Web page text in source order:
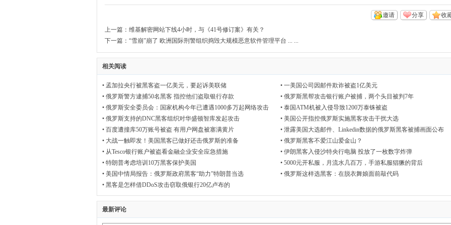
而
安
收
分享
邀请
上一篇： 维基解密网站下线4小时，与《41号修订案》有关？
下一篇： “雪崩”崩了 欧洲国际刑警组织捣毁大规模恶意软件管理平台 ... ...
相关阅读
• 孟加拉央行被黑客盗一亿美元，要起诉美联储 • 一美国公司因邮件欺诈被盗1亿美元
• 俄罗斯警方逮捕50名黑客 指控他们盗取银行存款 • 俄罗斯黑帮攻击银行账户被捕，两个头目被判7年
• 俄罗斯安全委员会：国家机构今年已遭遇1000多万起网络攻击 • 泰国ATM机被入侵导致1200万泰铢被盗
• 俄罗斯支持的DNC黑客组织对华盛顿智库发起攻击 • 美国公开指控俄罗斯实施黑客攻击干扰大选
• 百度遭撞库50万账号被盗 有用户网盘被塞满黄片 • 泄露美国大选邮件、Linkedin数据的俄罗斯黑客被捕画面公布
• 大战一触即发！美国黑客已做好还击俄罗斯的准备 • 俄罗斯黑客不爱江山爱金山？
• 从Tesco银行账户被盗看金融企业安全应急措施 • 伊朗黑客入侵沙特央行电脑 投放了一枚数字炸弹
• 特朗普考虑培训10万黑客保护美国 • 5000元开私服，月流水几百万，手游私服猖獗的背后
• 美国中情局报告：俄罗斯政府黑客“助力”特朗普当选 • 俄罗斯这样选黑客：在脱衣舞娘面前敲代码
• 黑客是怎样借DDoS攻击窃取俄银行20亿卢布的
最新评论